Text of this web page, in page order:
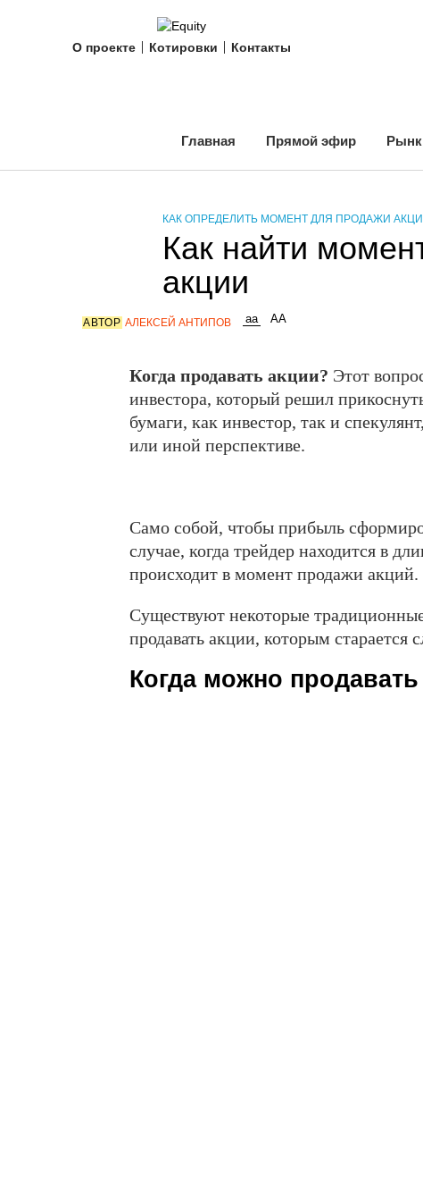
О проекте Котировки Контакты
Главная Прямой эфир
КАК ОПРЕДЕЛИТЬ МОМЕНТ ДЛЯ ПРОДАЖИ
Как найти
акции
АВТОР АЛЕКСЕЙ АНТИПОВ
Когда продавать акции? Этот
инвестора, который решил
бумаги, как инвестор, так и
или иной перспективе.
Само собой, чтобы прибыль
случае, когда трейдер находится в
происходит в момент продажи акций.
Существуют некоторые
продавать акции, которым старается
Когда можно продавать